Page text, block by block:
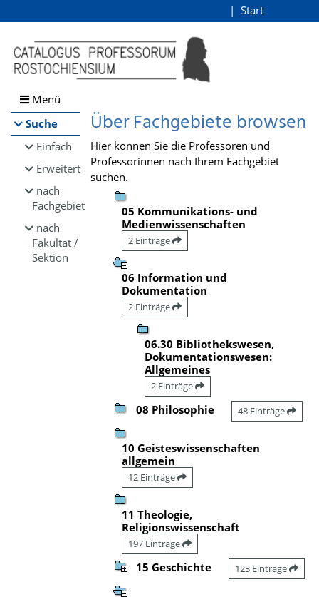
Browsen
direkt zum Inhalt
Start
Menü
Suche
Einfach
Erweitert
nach
Fachgebiet
nach
Fakultät /
Sektion
Über Fachgebiete browsen
Hier können Sie die Professoren und
Professorinnen nach Ihrem Fachgebiet
suchen.
05 Kommunikations- und
Medienwissenschaften
2 Einträge
06 Information und
Dokumentation
2 Einträge
06.30 Bibliothekswesen,
Dokumentationswesen:
Allgemeines
2 Einträge
08 Philosophie 48 Einträge
10 Geisteswissenschaften
allgemein
12 Einträge
11 Theologie,
Religionswissenschaft
197 Einträge
15 Geschichte 123 Einträge